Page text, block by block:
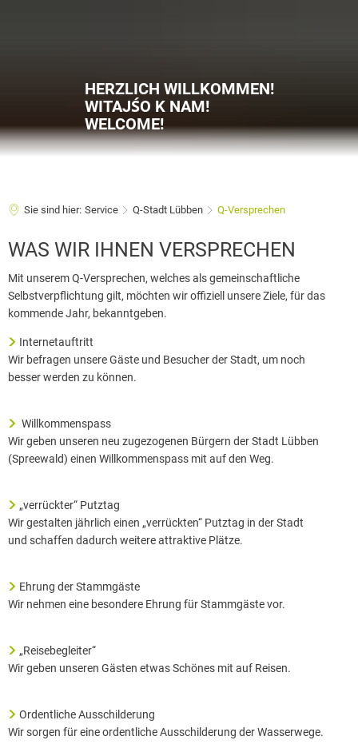
HERZLICH WILLKOMMEN!
WITAJŚO K NAM!
WELCOME!
Sie sind hier: Service Q-Stadt Lübben Q-Versprechen
Q-
Versprechen
WAS WIR IHNEN VERSPRECHEN
Mit unserem Q-Versprechen, welches als gemeinschaftliche
Selbstverpflichtung gilt, möchten wir offiziell unsere Ziele, für das
kommende Jahr, bekanntgeben.
Internetauftritt
Wir befragen unsere Gäste und Besucher der Stadt, um noch
besser werden zu können.
Willkommenspass
Wir geben unseren neu zugezogenen Bürgern der Stadt Lübben
(Spreewald) einen Willkommenspass mit auf den Weg.
„verrückter“ Putztag
Wir gestalten jährlich einen „verrückten“ Putztag in der Stadt
und schaffen dadurch weitere attraktive Plätze.
Ehrung der Stammgäste
Wir nehmen eine besondere Ehrung für Stammgäste vor.
„Reisebegleiter“
Wir geben unseren Gästen etwas Schönes mit auf Reisen.
Ordentliche Ausschilderung
Wir sorgen für eine ordentliche Ausschilderung der Wasserwege.